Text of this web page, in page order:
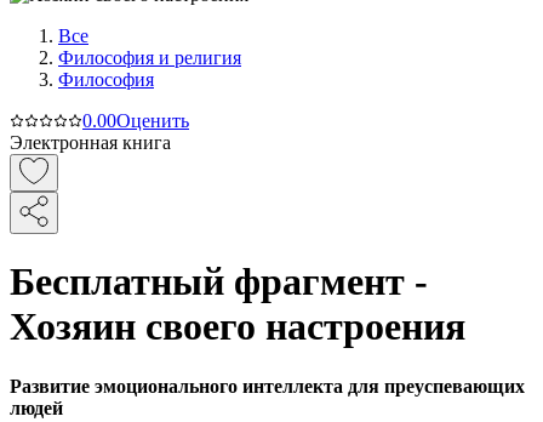
Все
Философия и религия
Философия
0.00Оценить
Электронная книга
Бесплатный фрагмент -
Хозяин своего настроения
Развитие эмоционального интеллекта для преуспевающих
людей